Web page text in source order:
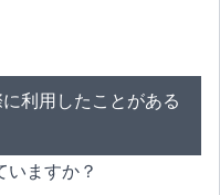
利用したことがある
ますか？